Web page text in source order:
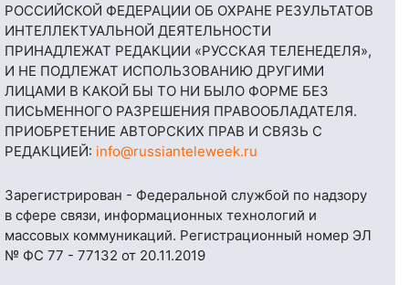
РОССИЙСКОЙ ФЕДЕРАЦИИ ОБ ОХРАНЕ РЕЗУЛЬТАТОВ
ИНТЕЛЛЕКТУАЛЬНОЙ ДЕЯТЕЛЬНОСТИ
ПРИНАДЛЕЖАТ РЕДАКЦИИ «РУССКАЯ ТЕЛЕНЕДЕЛЯ»,
И НЕ ПОДЛЕЖАТ ИСПОЛЬЗОВАНИЮ ДРУГИМИ
ЛИЦАМИ В КАКОЙ БЫ ТО НИ БЫЛО ФОРМЕ БЕЗ
ПИСЬМЕННОГО РАЗРЕШЕНИЯ ПРАВООБЛАДАТЕЛЯ.
ПРИОБРЕТЕНИЕ АВТОРСКИХ ПРАВ И СВЯЗЬ С
РЕДАКЦИЕЙ: info@russianteleweek.ru
Зарегистрирован - Федеральной службой по надзору
в сфере связи, информационных технологий и
массовых коммуникаций. Регистрационный номер ЭЛ
№ ФС 77 - 77132 от 20.11.2019